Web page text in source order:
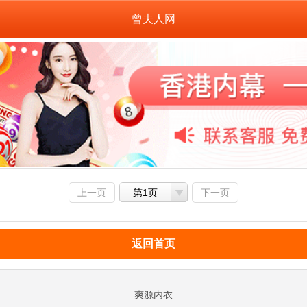
曾夫人网
上一页 第1页 下一页
返回首页
爽源内衣